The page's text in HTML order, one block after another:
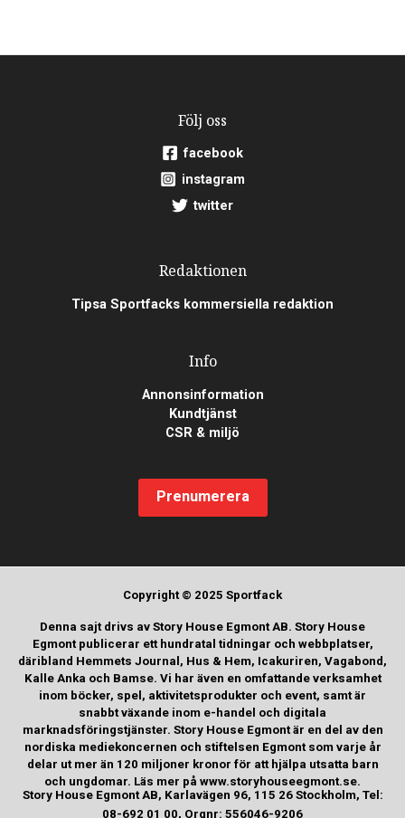
Följ oss
facebook
instagram
twitter
Redaktionen
Tipsa Sportfacks kommersiella redaktion
Info
Annonsinformation
Kundtjänst
CSR & miljö
Prenumerera
Copyright © 2025 Sportfack
Denna sajt drivs av Story House Egmont AB. Story House
Egmont publicerar ett hundratal tidningar och webbplatser,
däribland Hemmets Journal, Hus & Hem, Icakuriren, Vagabond,
Kalle Anka och Bamse. Vi har även en omfattande verksamhet
inom böcker, spel, aktivitetsprodukter och event, samt är
snabbt växande inom e-handel och digitala
marknadsföringstjänster. Story House Egmont är en del av den
nordiska mediekoncernen och stiftelsen Egmont som varje år
delar ut mer än 120 miljoner kronor för att hjälpa utsatta barn
och ungdomar. Läs mer på www.storyhouseegmont.se.
Story House Egmont AB, Karlavägen 96, 115 26 Stockholm, Tel:
08-692 01 00, Orgnr: 556046-9206